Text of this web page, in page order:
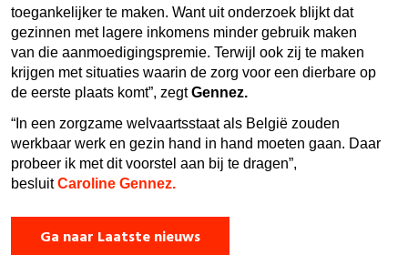
toegankelijker te maken. Want uit onderzoek blijkt dat
gezinnen met lagere inkomens minder gebruik maken
van die aanmoedigingspremie. Terwijl ook zij te maken
krijgen met situaties waarin de zorg voor een dierbare op
de eerste plaats komt”, zegt Gennez.
“In een zorgzame welvaartsstaat als België zouden
werkbaar werk en gezin hand in hand moeten gaan. Daar
probeer ik met dit voorstel aan bij te dragen”,
besluit Caroline Gennez.
Ga naar Laatste nieuws